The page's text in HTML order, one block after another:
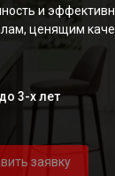
и
ценящим
3-х лет
заявку